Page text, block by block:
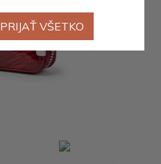
PRIJAŤ VŠETKO